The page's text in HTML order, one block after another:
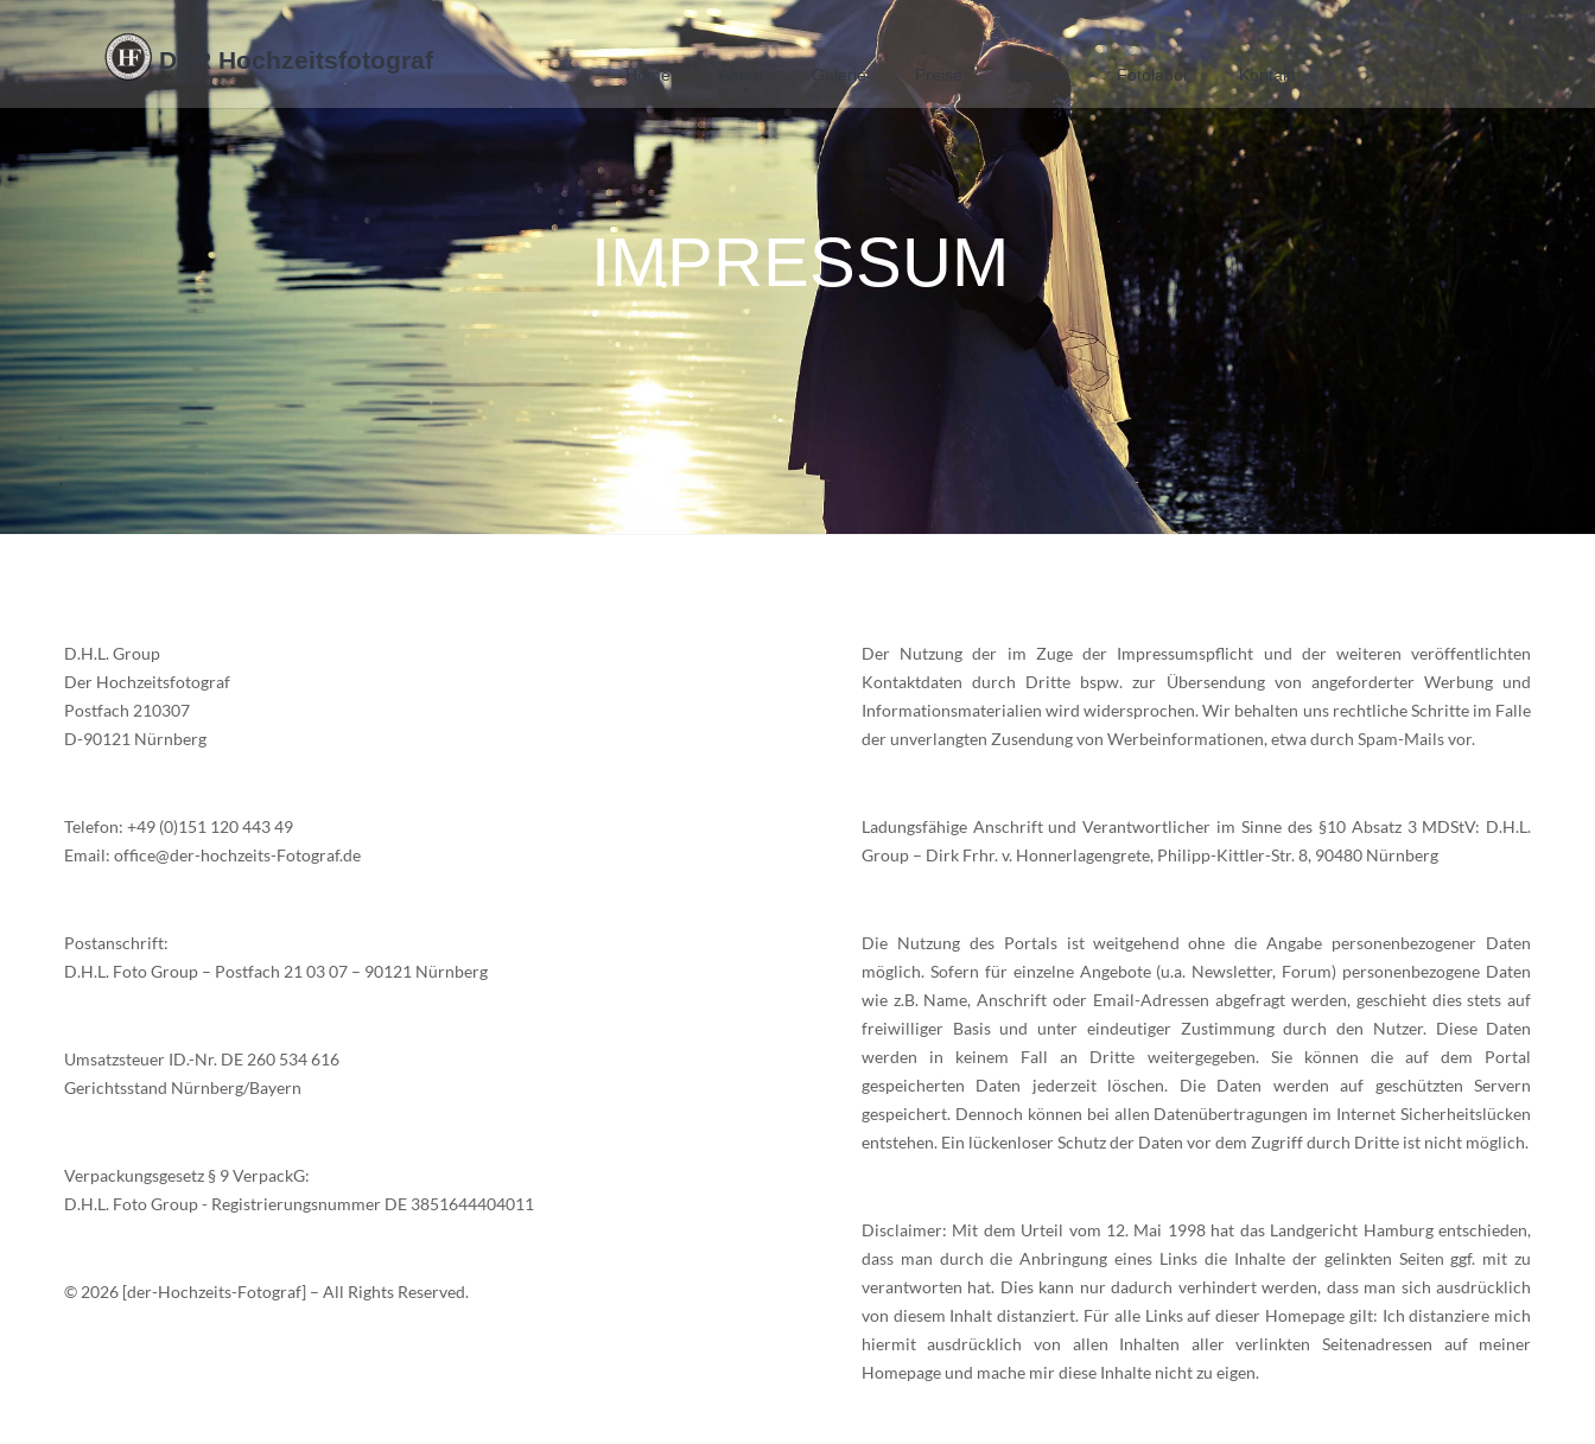
DER Hochzeitsfotograf
Home Galerie Preise Buchen Fotolabor Kontakt
IMPRESSUM
D.H.L. Group
Der Hochzeitsfotograf
Postfach 210307
D-90121 Nürnberg
Telefon: +49 (0)151 120 443 49
Email: office@der-hochzeits-Fotograf.de
Postanschrift:
D.H.L. Foto Group – Postfach 21 03 07 – 90121 Nürnberg
Umsatzsteuer ID.-Nr. DE 260 534 616
Gerichtsstand Nürnberg/Bayern
Verpackungsgesetz § 9 VerpackG:
D.H.L. Foto Group - Registrierungsnummer DE 3851644404011
© 2026[der-Hochzeits-Fotograf] – All Rights Reserved.
Der Nutzung der im Zuge der Impressumspflicht und der weiteren veröffentlichten
Kontaktdaten durch Dritte bspw. zur Übersendung von angeforderter Werbung und
Informationsmaterialien wird widersprochen. Wir behalten uns rechtliche Schritte im Falle
der unverlangten Zusendung von Werbeinformationen, etwa durch Spam-Mails vor.
Ladungsfähige Anschrift und Verantwortlicher im Sinne des §10 Absatz 3 MDStV: D.H.L.
Group – Dirk Frhr. v. Honnerlagengrete, Philipp-Kittler-Str. 8, 90480 Nürnberg
Die Nutzung des Portals ist weitgehend ohne die Angabe personenbezogener Daten
möglich. Sofern für einzelne Angebote (u.a. Newsletter, Forum) personenbezogene Daten
wie z.B. Name, Anschrift oder Email-Adressen abgefragt werden, geschieht dies stets auf
freiwilliger Basis und unter eindeutiger Zustimmung durch den Nutzer. Diese Daten
werden in keinem Fall an Dritte weitergegeben. Sie können die auf dem Portal
gespeicherten Daten jederzeit löschen. Die Daten werden auf geschützten Servern
gespeichert. Dennoch können bei allen Datenübertragungen im Internet Sicherheitslücken
entstehen. Ein lückenloser Schutz der Daten vor dem Zugriff durch Dritte ist nicht möglich.
Disclaimer: Mit dem Urteil vom 12. Mai 1998 hat das Landgericht Hamburg entschieden,
dass man durch die Anbringung eines Links die Inhalte der gelinkten Seiten ggf. mit zu
verantworten hat. Dies kann nur dadurch verhindert werden, dass man sich ausdrücklich
von diesem Inhalt distanziert. Für alle Links auf dieser Homepage gilt: Ich distanziere mich
hiermit ausdrücklich von allen Inhalten aller verlinkten Seitenadressen auf meiner
Homepage und mache mir diese Inhalte nicht zu eigen.